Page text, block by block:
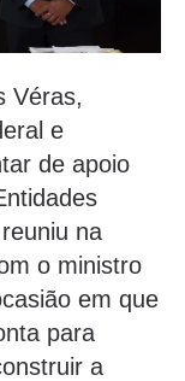
Véras,
e
de apoio
na
o ministro
em que
para
a